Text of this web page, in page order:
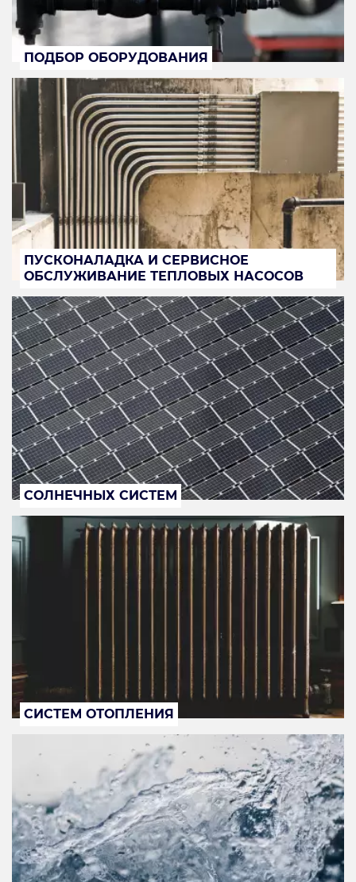
ПОДБОР ОБОРУДОВАНИЯ
ПУСКОНАЛАДКА И СЕРВИСНОЕ
ОБСЛУЖИВАНИЕ ТЕПЛОВЫХ НАСОСОВ
СОЛНЕЧНЫХ СИСТЕМ
СИСТЕМ ОТОПЛЕНИЯ